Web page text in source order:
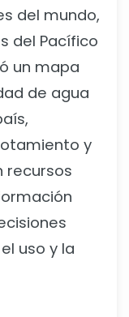
del mundo,
del Pacífico
un mapa
de agua
y
recursos
uso y la